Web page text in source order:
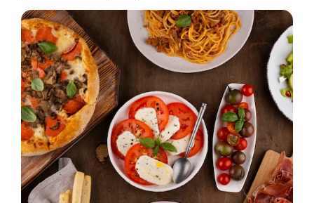
pianificazione. Se sbagli, sei bloccato in una stanza
gelida con coperte sottili. Se lo fai bene, sei seduto
accanto a un fuoco con un tajine caldo dopo una
giornata sulle piste. Oukaimeden si trova a 2.600